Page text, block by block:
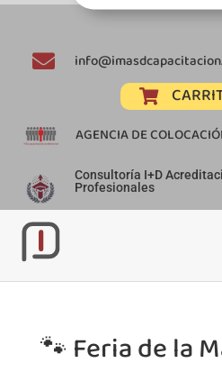


AGENCIA DE
Consultoría I+D
Profesionales
🐾 Feria de la